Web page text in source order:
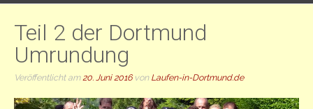
Teil 2 der Dortmund
Umrundung
Veröffentlicht am20. Juni 2016von Laufen-in-Dortmund.de